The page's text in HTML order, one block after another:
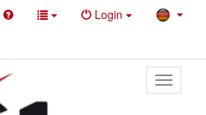
Login
Toggle
primary